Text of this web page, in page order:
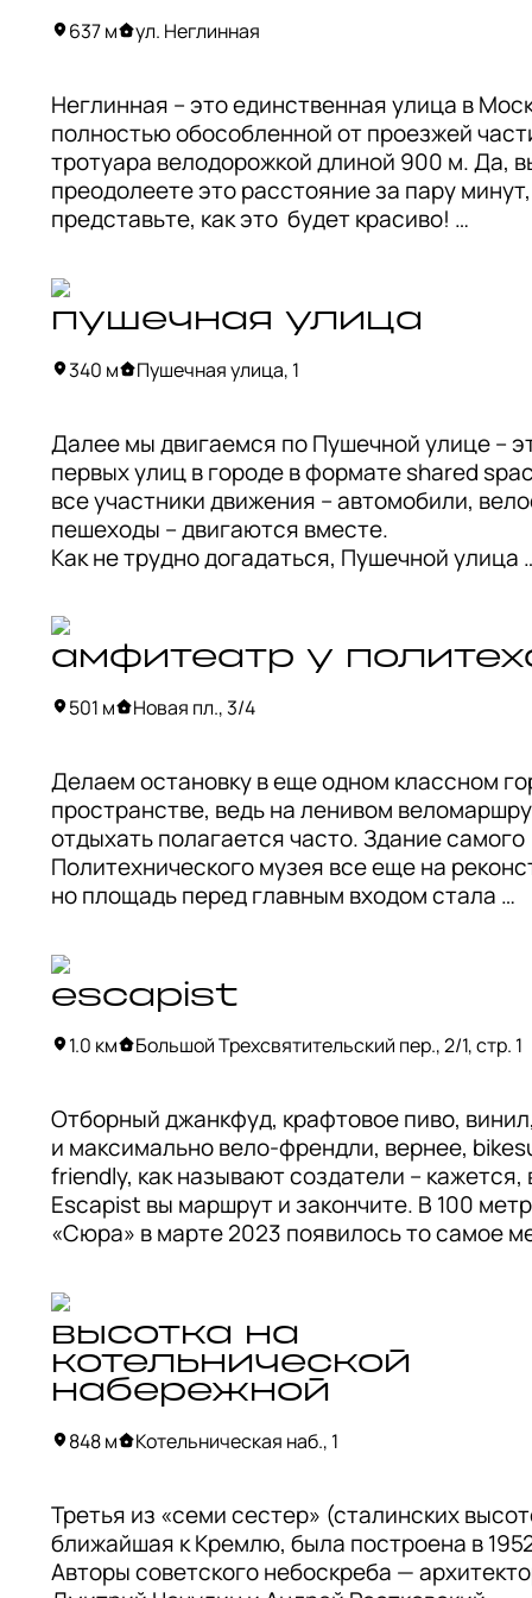
взглядам и образу жизни людей.
подают весь день и за которые отвечала
Eggselent, и хороший кофе. Несмотря на не
большое пространство, мест для посадки
еще здесь всегда есть миски с водой для
питомцев.
637 м ул. Неглинная
Неглинная – это единственная улица в
полностью обособленной от проезжей
тротуара велодорожкой длиной 900 м. Да,
преодолеете это расстояние за пару
представьте, как это  будет красиво!
Улица названа в честь реки Неглинной, и до
она полностью повторяет все изгибы реки,
протекающей в коллекторе прямо под
аккуратнее на поворотах!
здесь находится множество доходных
Центральный банк, Сандуновские бани.
пушечная улица
340 м Пушечная улица, 1
Далее мы двигаемся по Пушечной улице –
первых улиц в городе в формате shared
все участники движения – автомобили,
пешеходы – двигаются вместе.
Как не трудно догадаться, Пушечной улица
XIX век «Пушечного двора».
Пожар 1812 года уничтожил все деревянные
улицы. Позже реку Неглинную заключили в
Пушечной улицы.
амфитеатр у
501 м Новая пл., 3/4
Делаем остановку в еще одном классном
пространстве, ведь на ленивом
отдыхать полагается часто. Здание самого
Политехнического музея все еще на
но площадь перед главным входом стала
Концепцию пространства разработал
архитектор Джунья Ишигами, а проект
парка» – архитектурное бюро Wowhaus. Так
отдыхаем, залипаем на красивейший фасад
барельефов,
делаем фоточки и едем дальше!
escapist
1.0 км Большой Трехсвятительский пер., 2/1, стр. 1
Отборный джанкфуд, крафтовое пиво,
и максимально вело-френдли, вернее,
friendly, как называют создатели – кажется,
Escapist вы маршрут и закончите. В 100
«Сюра» в марте 2023 появилось то самое
когда для веселья многого было не нужно.
В интерьере вас удивит огромное солнце в
геральдическом своде и мозаики, но
последнее за чем сюда приходят. Ведь
бильярдными поединками и виниловыми
Во дворе оборудована велопарковка от
«Мосгорбайка», а в случае чего в баре
высотка на
котельнической
набережной
848 м Котельническая наб., 1
Третья из «семи сестер» (сталинских
ближайшая к Кремлю, была построена в
Авторы советского небоскреба —